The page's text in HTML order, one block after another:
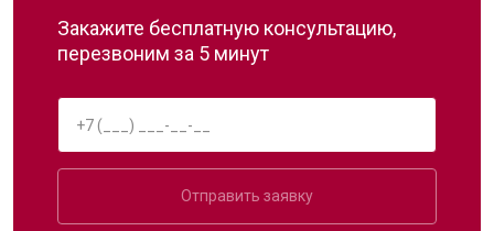
Закажите бесплатную консультацию,
перезвоним за 5 минут
Отправить заявку